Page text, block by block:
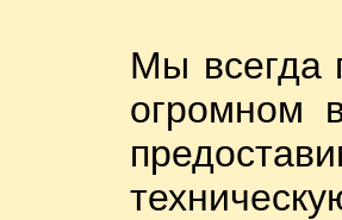
Мы всегда
огромном